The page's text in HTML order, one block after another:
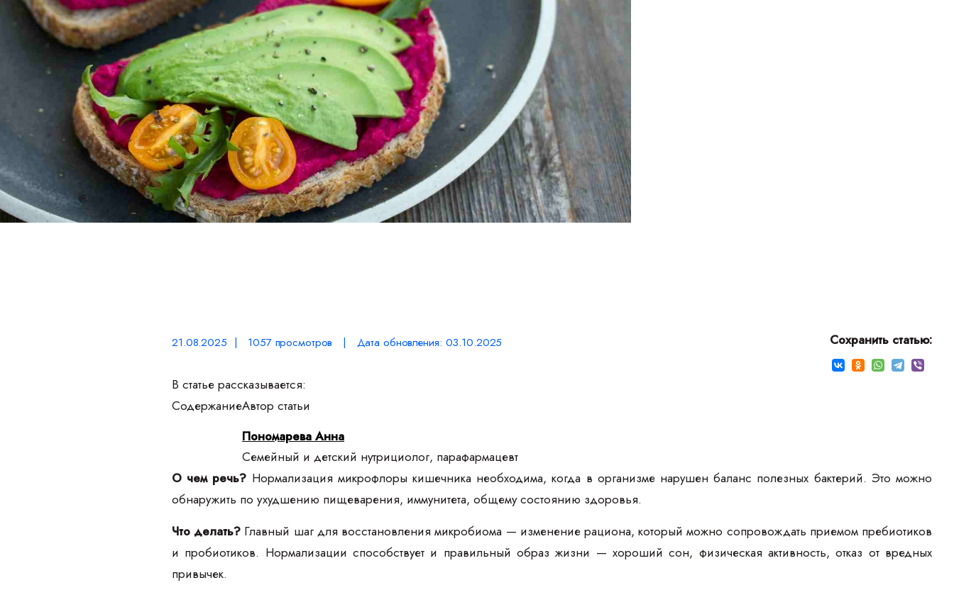
21.08.2025 | 1057 просмотров | Дата обновления: 03.10.2025 Сохранить статью:
В статье рассказывается:
СодержаниеАвтор статьи
Пономарева Анна
Семейный и детский нутрициолог, парафармацевт
О чем речь? Нормализация микрофлоры кишечника необходима, когда в организме нарушен баланс полезных бактерий. Это можно
обнаружить по ухудшению пищеварения, иммунитета, общему состоянию здоровья.
Что делать? Главный шаг для восстановления микробиома — изменение рациона, который можно сопровождать приемом пребиотиков
и пробиотиков. Нормализации способствует и правильный образ жизни — хороший сон, физическая активность, отказ от вредных
привычек.